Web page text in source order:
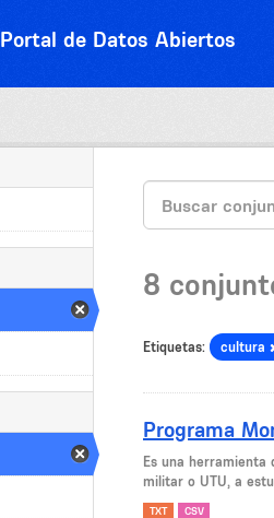
Portal de Datos Abiertos
8
Etiquetas: cultura
Programa
Es una
militar o UTU, a
TXT CSV